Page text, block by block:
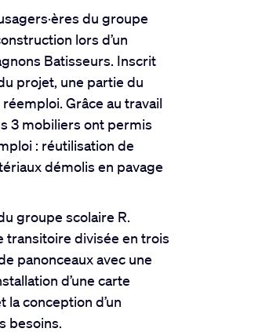
du groupe
lors d’un
Batisseurs. Inscrit
projet, une partie du
Grâce au travail
3 mobiliers ont permis
: réutilisation de
démolis en pavage
groupe scolaire R.
transitoire divisée en trois
panonceaux avec une
d’une carte
la conception d’un
besoins.